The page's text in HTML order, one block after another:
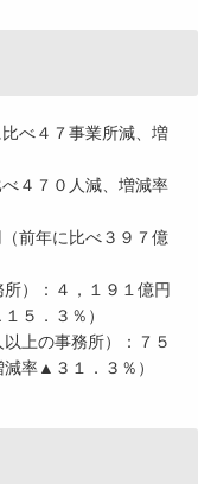
べ４７事業所減、増
４７０人減、増減率
前年に比べ３９７億
）：４，１９１億円
５．３％）
上の事務所）：７５
率▲３１．３％）